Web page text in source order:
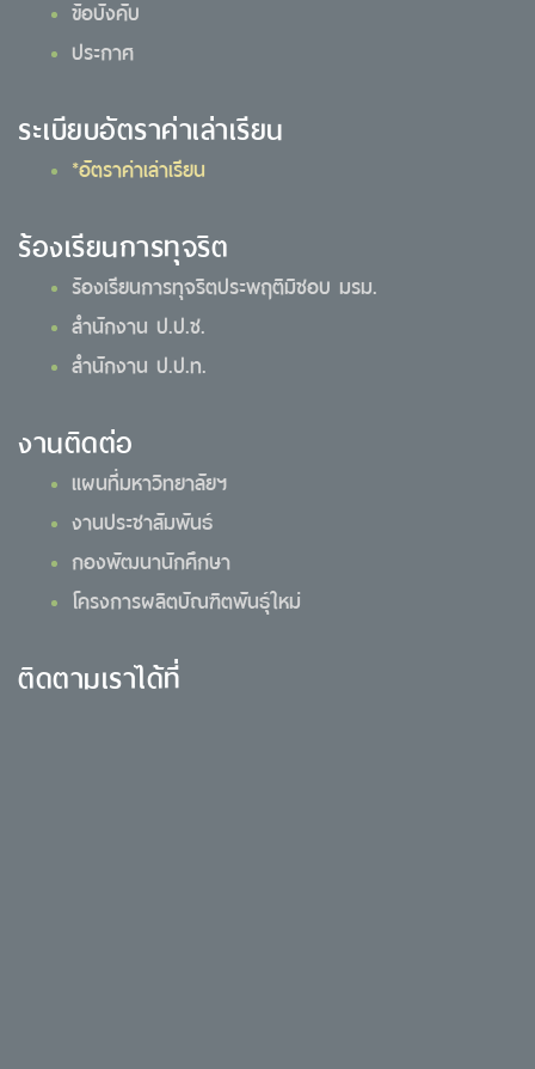
ข้อบังคับ
ประกาศ
ระเบียบอัตราค่าเล่าเรียน
*อัตราค่าเล่าเรียน
ร้องเรียนการทุจริต
ร้องเรียนการทุจริตประพฤติมิชอบ มรม.
สำนักงาน ป.ป.ช.
สำนักงาน ป.ป.ท.
งานติดต่อ
แผนที่มหาวิทยาลัยฯ
งานประชาสัมพันธ์
กองพัฒนานักศึกษา
โครงการผลิตบัณฑิตพันธุ์ใหม่
ติดตามเราได้ที่